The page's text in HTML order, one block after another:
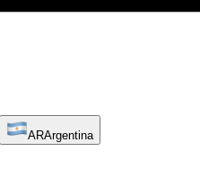
ARArgentina